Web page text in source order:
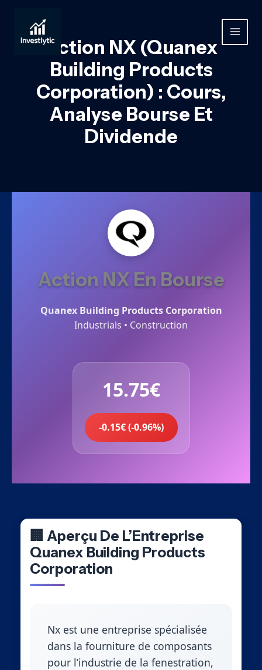
contenu
MAIN
Action NX (Quanex
Building Products
Corporation) : Cours,
Analyse Bourse Et
Dividende
Action NX En Bourse
Quanex Building Products Corporation
Industrials • Construction
15.75€
-0.15€ (-0.96%)
🏢 Aperçu De L’Entreprise
Quanex Building Products
Corporation
Nx est une entreprise spécialisée
dans la fourniture de composants
pour l’industrie de la fenestration,